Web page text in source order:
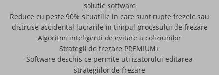
solutie software
Reduce cu peste 90% situatiile in care sunt rupte frezele sau
distruse accidental lucrarile in timpul procesului de frezare
Algoritmi inteligenti de evitare a coliziunilor
Strategii de frezare PREMIUM+
Software deschis ce permite utilizatorului editarea
strategiilor de frezare